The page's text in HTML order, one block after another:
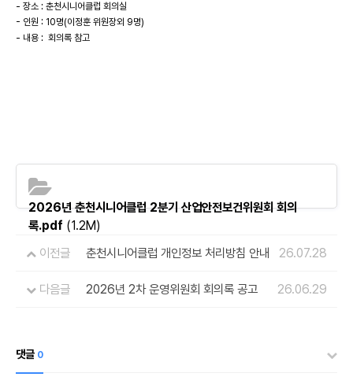
- 장소 : 춘천시니어클럽 회의실
- 인원 : 10명(이정훈 위원장외 9명)
- 내용 : 회의록 참고
2026년 춘천시니어클럽 2분기 산업안전보건위원회 회의
록.pdf (1.2M)
이전글
춘천시니어클럽 개인정보 처리방침 안내 26.07.28
다음글 2026년 2차 운영위원회 회의록 공고 26.06.29
댓글 0